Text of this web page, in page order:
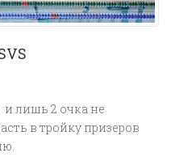
лишь 2 очка не
в тройку призеров